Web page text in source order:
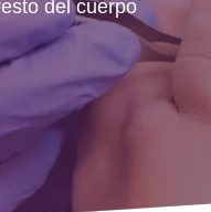
del cuerpo